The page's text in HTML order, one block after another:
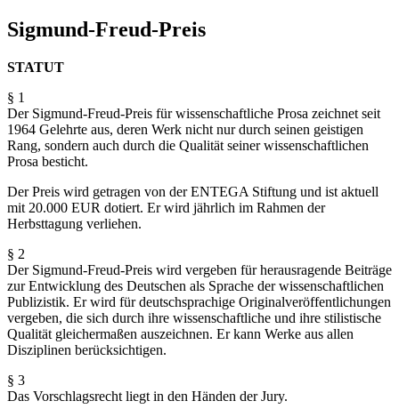
Sigmund-Freud-Preis
STATUT
§ 1
Der Sigmund-Freud-Preis für wissenschaftliche Prosa zeichnet seit
1964 Gelehrte aus, deren Werk nicht nur durch seinen geistigen
Rang, sondern auch durch die Qualität seiner wissenschaftlichen
Prosa besticht.
Der Preis wird getragen von der ENTEGA Stiftung und ist aktuell
mit 20.000 EUR dotiert. Er wird jährlich im Rahmen der
Herbsttagung verliehen.
§ 2
Der Sigmund-Freud-Preis wird vergeben für herausragende Beiträge
zur Entwicklung des Deutschen als Sprache der wissenschaftlichen
Publizistik. Er wird für deutschsprachige Originalveröffentlichungen
vergeben, die sich durch ihre wissenschaftliche und ihre stilistische
Qualität gleichermaßen auszeichnen. Er kann Werke aus allen
Disziplinen berücksichtigen.
§ 3
Das Vorschlagsrecht liegt in den Händen der Jury.